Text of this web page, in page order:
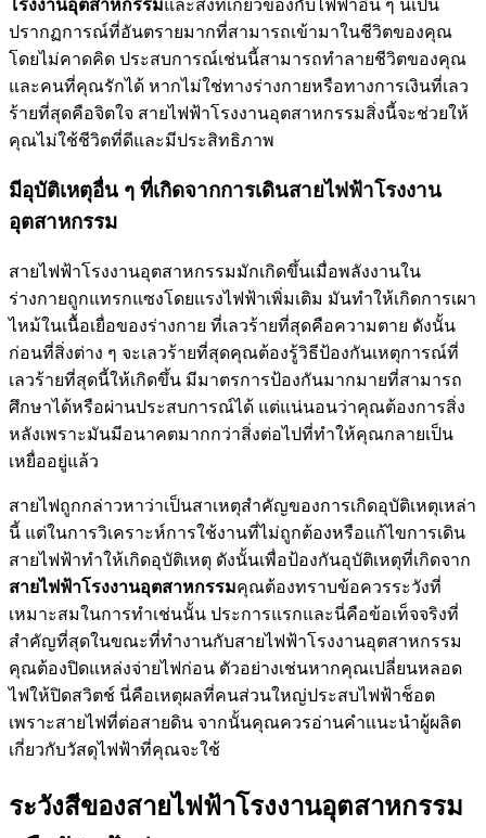
โรงงานอุตสาหกรรมและสิ่งที่เกี่ยวข้องกับไฟฟ้าอื่น ๆ นี่เป็น
ปรากฏการณ์ที่อันตรายมากที่สามารถเข้ามาในชีวิตของคุณ
โดยไม่คาดคิด ประสบการณ์เช่นนี้สามารถทำลายชีวิตของคุณ
และคนที่คุณรักได้ หากไม่ใช่ทางร่างกายหรือทางการเงินที่เลว
ร้ายที่สุดคือจิตใจ สายไฟฟ้าโรงงานอุตสาหกรรมสิ่งนี้จะช่วยให้
คุณไม่ใช้ชีวิตที่ดีและมีประสิทธิภาพ
มีอุบัติเหตุอื่น ๆ ที่เกิดจากการเดินสายไฟฟ้าโรงงาน
อุตสาหกรรม
สายไฟฟ้าโรงงานอุตสาหกรรมมักเกิดขึ้นเมื่อพลังงานใน
ร่างกายถูกแทรกแซงโดยแรงไฟฟ้าเพิ่มเติม มันทำให้เกิดการเผา
ไหม้ในเนื้อเยื่อของร่างกาย ที่เลวร้ายที่สุดคือความตาย ดังนั้น
ก่อนที่สิ่งต่าง ๆ จะเลวร้ายที่สุดคุณต้องรู้วิธีป้องกันเหตุการณ์ที่
เลวร้ายที่สุดนี้ให้เกิดขึ้น มีมาตรการป้องกันมากมายที่สามารถ
ศึกษาได้หรือผ่านประสบการณ์ได้ แต่แน่นอนว่าคุณต้องการสิ่ง
หลังเพราะมันมีอนาคตมากกว่าสิ่งต่อไปที่ทำให้คุณกลายเป็น
เหยื่ออยู่แล้ว
สายไฟถูกกล่าวหาว่าเป็นสาเหตุสำคัญของการเกิดอุบัติเหตุเหล่า
นี้ แต่ในการวิเคราะห์การใช้งานที่ไม่ถูกต้องหรือแก้ไขการเดิน
สายไฟฟ้าทำให้เกิดอุบัติเหตุ ดังนั้นเพื่อป้องกันอุบัติเหตุที่เกิดจาก
สายไฟฟ้าโรงงานอุตสาหกรรมคุณต้องทราบข้อควรระวังที่
เหมาะสมในการทำเช่นนั้น ประการแรกและนี่คือข้อเท็จจริงที่
สำคัญที่สุดในขณะที่ทำงานกับสายไฟฟ้าโรงงานอุตสาหกรรม
คุณต้องปิดแหล่งจ่ายไฟก่อน ตัวอย่างเช่นหากคุณเปลี่ยนหลอด
ไฟให้ปิดสวิตช์ นี่คือเหตุผลที่คนส่วนใหญ่ประสบไฟฟ้าช็อต
เพราะสายไฟที่ต่อสายดิน จากนั้นคุณควรอ่านคำแนะนำผู้ผลิต
เกี่ยวกับวัสดุไฟฟ้าที่คุณจะใช้
ระวังสีของสายไฟฟ้าโรงงานอุตสาหกรรม